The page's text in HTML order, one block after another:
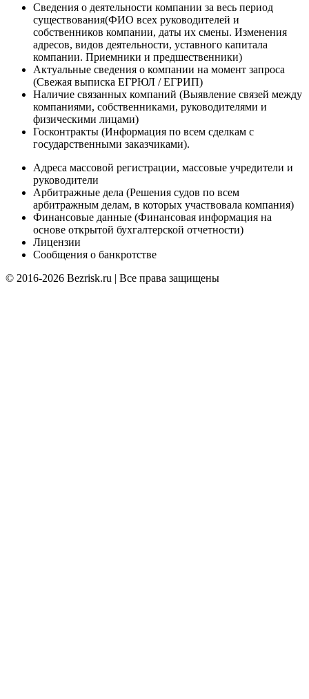
Сведения о деятельности компании за весь период
существования(ФИО всех руководителей и
собственников компании, даты их смены. Изменения
адресов, видов деятельности, уставного капитала
компании. Приемники и предшественники)
Актуальные сведения о компании на момент запроса
(Cвежая выписка ЕГРЮЛ / ЕГРИП)
Наличие связанных компаний (Выявление связей между
компаниями, собственниками, руководителями и
физическими лицами)
Госконтракты (Информация по всем сделкам с
государственными заказчиками).
Адреса массовой регистрации, массовые учредители и
руководители
Арбитражные дела (Решения судов по всем
арбитражным делам, в которых участвовала компания)
Финансовые данные (Финансовая информация на
основе открытой бухгалтерской отчетности)
Лицензии
Сообщения о банкротстве
© 2016-2026 Bezrisk.ru | Все права защищены